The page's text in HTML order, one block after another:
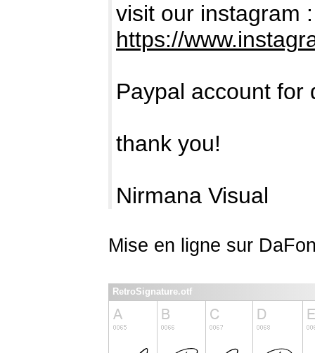
visit our instagram :
https://
Paypal account
thank you!
Nirmana Visual
Mise en ligne sur
RetroSignature.otf